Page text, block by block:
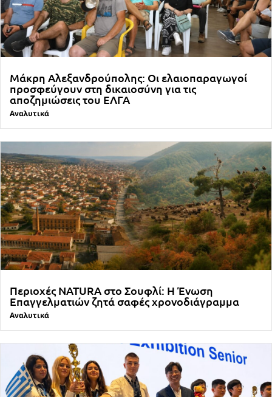
Μάκρη Αλεξανδρούπολης: Οι ελαιοπαραγωγοί
προσφεύγουν στη δικαιοσύνη για τις
αποζημιώσεις του ΕΛΓΑ
Αναλυτικά
Περιοχές NATURA στο Σουφλί: Η Ένωση
Επαγγελματιών ζητά σαφές χρονοδιάγραμμα
Αναλυτικά